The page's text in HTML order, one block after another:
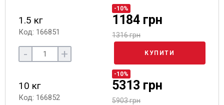
1.5 кг
Код: 166851
-10%
1184 грн
1316 грн
- + КУПИТИ
10 кг
Код: 166852
-10%
5313 грн
5903 грн